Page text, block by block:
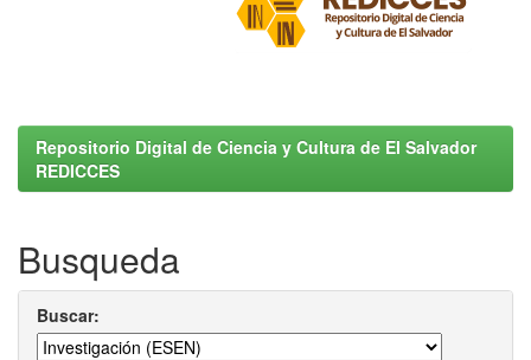
Repositorio Digital de Ciencia y Cultura de El Salvador
REDICCES
Busqueda
Buscar: